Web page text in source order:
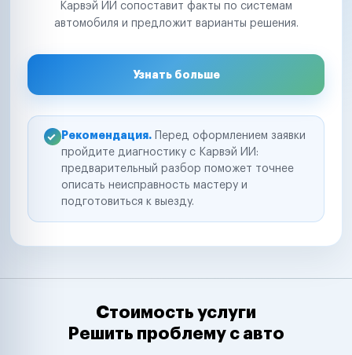
Карвэй ИИ сопоставит факты по системам
автомобиля и предложит варианты решения.
Узнать больше
Рекомендация. Перед оформлением заявки
пройдите диагностику с Карвэй ИИ:
предварительный разбор поможет точнее
описать неисправность мастеру и
подготовиться к выезду.
Стоимость услуги
Решить проблему с авто